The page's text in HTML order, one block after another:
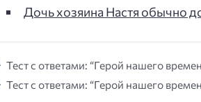
Дочь хозяина Настя обычно
Тест с ответами: “Герой нашего
Тест с ответами: “Герой нашего